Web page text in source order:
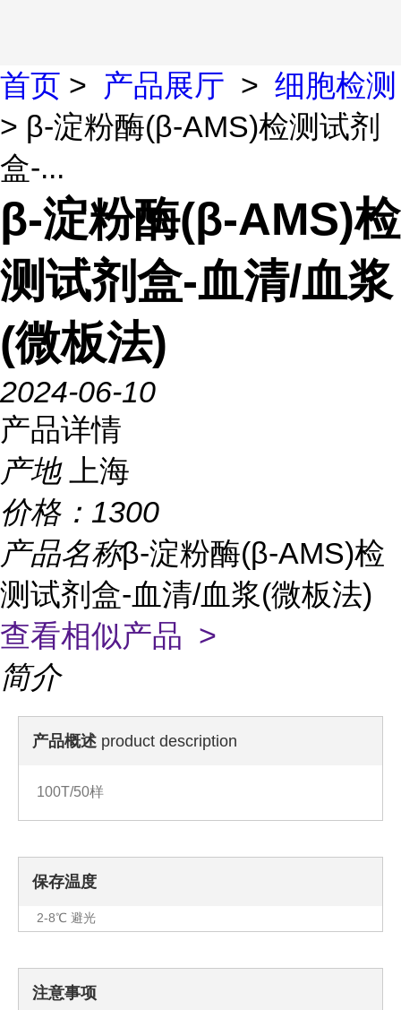
首页 > 产品展厅 > 细胞检测
> β-淀粉酶(β-AMS)检测试剂
盒-...
β-淀粉酶(β-AMS)检
测试剂盒-血清/血浆
(微板法)
2024-06-10
产品详情
产地
上海
价格： 1300
产品名称β-淀粉酶(β-AMS)检
测试剂盒-血清/血浆(微板法)
查看相似产品 >
简介
产品概述 product description
100T/50样
保存温度
2-8℃ 避光
注意事项